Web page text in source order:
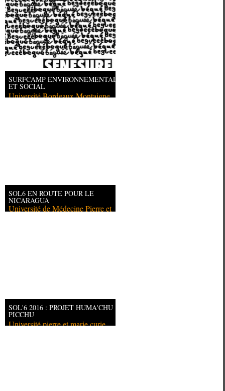
SURFCAMP ENVIRONNEMENTAL
ET SOCIAL
Université Bordeaux Montaigne
SOL6 EN ROUTE POUR LE
NICARAGUA
Université de Médecine Pierre et
SOL'6 2016 : PROJET HUMA'CHU
PICCHU
Université pierre et marie curie